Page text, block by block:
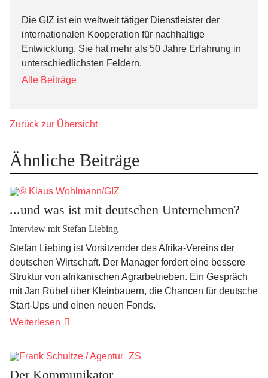
Die GIZ ist ein weltweit tätiger Dienstleister der
internationalen Kooperation für nachhaltige
Entwicklung. Sie hat mehr als 50 Jahre Erfahrung in
unterschiedlichsten Feldern.
Alle Beiträge
Zurück zur Übersicht
Ähnliche Beiträge
...und was ist mit deutschen Unternehmen?
Interview mit Stefan Liebing
Stefan Liebing ist Vorsitzender des Afrika-Vereins der
deutschen Wirtschaft. Der Manager fordert eine bessere
Struktur von afrikanischen Agrarbetrieben. Ein Gespräch
mit Jan Rübel über Kleinbauern, die Chancen für deutsche
Start-Ups und einen neuen Fonds.
Weiterlesen ...und
mit
deutschen
Unternehmen?
Der Kommunikator